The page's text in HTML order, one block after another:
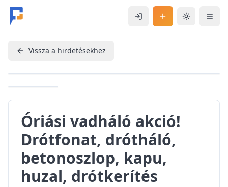
Ugrás a fő tartalomhoz
BejelentkezésHirdetés feladás
Téma váltás
Vissza a hirdetésekhez
Óriási vadháló akció!
Drótfonat, drótháló,
betonoszlop, kapu,
huzal, drótkerítés